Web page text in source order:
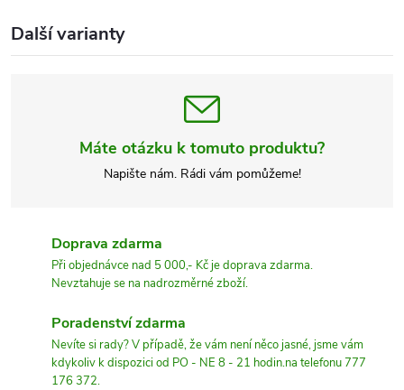
Další varianty
Máte otázku k tomuto produktu?
Napište nám. Rádi vám pomůžeme!
Doprava zdarma
Při objednávce nad 5 000,- Kč je doprava zdarma.
Nevztahuje se na nadrozměrné zboží.
Poradenství zdarma
Nevíte si rady? V případě, že vám není něco jasné, jsme vám
kdykoliv k dispozici od PO - NE 8 - 21 hodin.na telefonu 777
176 372.